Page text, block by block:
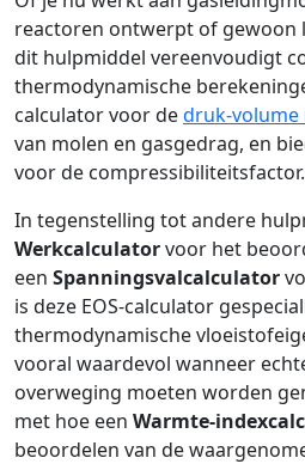
reactoren ontwerpt of gewoon
dit hulpmiddel vereenvoudigt
thermodynamische
calculator voor dedruk-volume
van molen en gasgedrag, en
voor de compressibiliteitsfactor.
In tegenstelling tot andere
Werkcalculatorvoor het
een Spanningsvalcalculator
is deze EOS-calculator
thermodynamische
vooral waardevol wanneer
overweging moeten worden
met hoe een Warmte-
beoordelen van de